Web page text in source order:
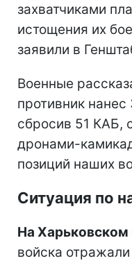
захватчиками
истощения их
заявили в
Военные
противник
сбросив 51 КАБ,
дронами-
позиций наших
Ситуация по
На Харьковском
войска отражали